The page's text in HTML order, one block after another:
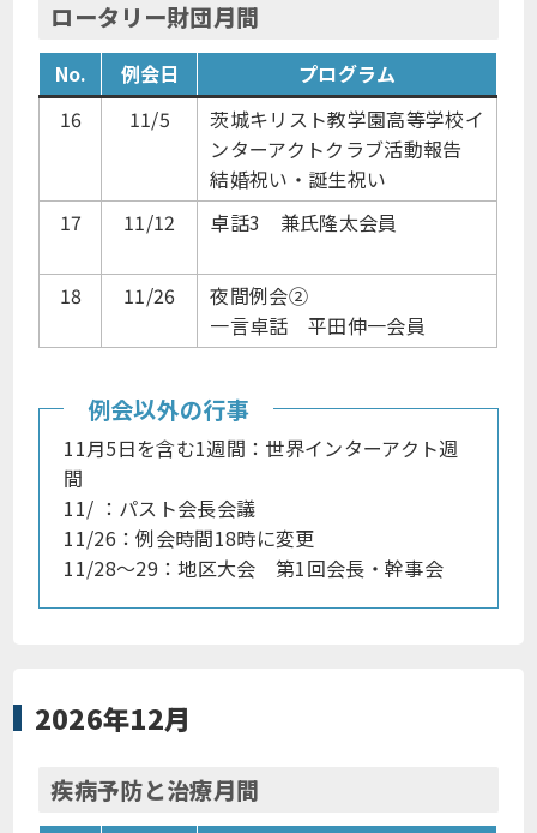
ロータリー財団月間
No. 例会日
プログラム
16
11/5
茨城キリスト教学園高等学校イ
ンターアクトクラブ活動報告
結婚祝い・誕生祝い
17
11/12 卓話3 兼氏隆太会員
18 11/26
夜間例会②
一言卓話 平田伸一会員
例会以外の行事
11月5日を含む1週間：世界インターアクト週
間
11/ ：パスト会長会議
11/26：例会時間18時に変更
11/28～29：地区大会 第1回会長・幹事会
2026年12月
疾病予防と治療月間